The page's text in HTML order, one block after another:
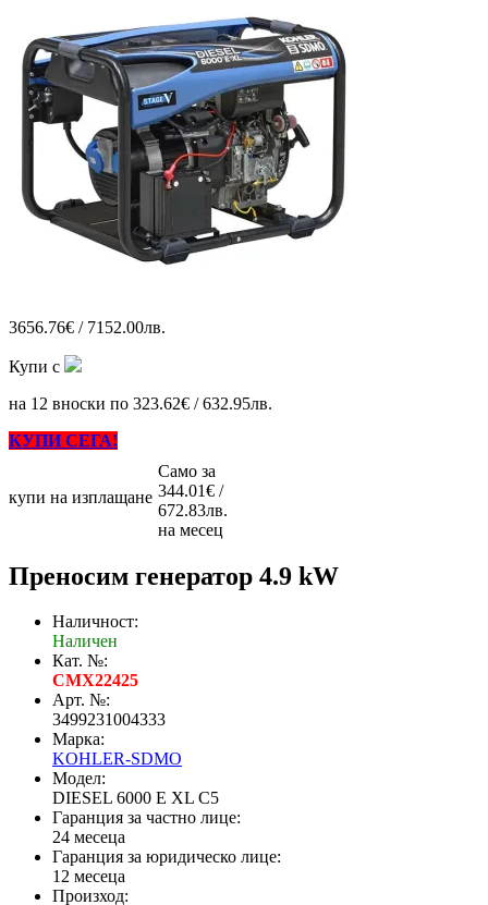
3656.76€ / 7152.00лв.
Купи с
на 12 вноски по 323.62€ / 632.95лв.
КУПИ СЕГА!
купи на изплащане
Само за
344.01€ /
672.83лв.
на месец
Преносим генератор 4.9 kW
Наличност:
Наличен
Кат. №:
CMX22425
Арт. №:
3499231004333
Марка:
KOHLER-SDMO
Модел:
DIESEL 6000 Е XL C5
Гаранция за частно лице:
24 месеца
Гаранция за юридическо лице:
12 месеца
Произход: